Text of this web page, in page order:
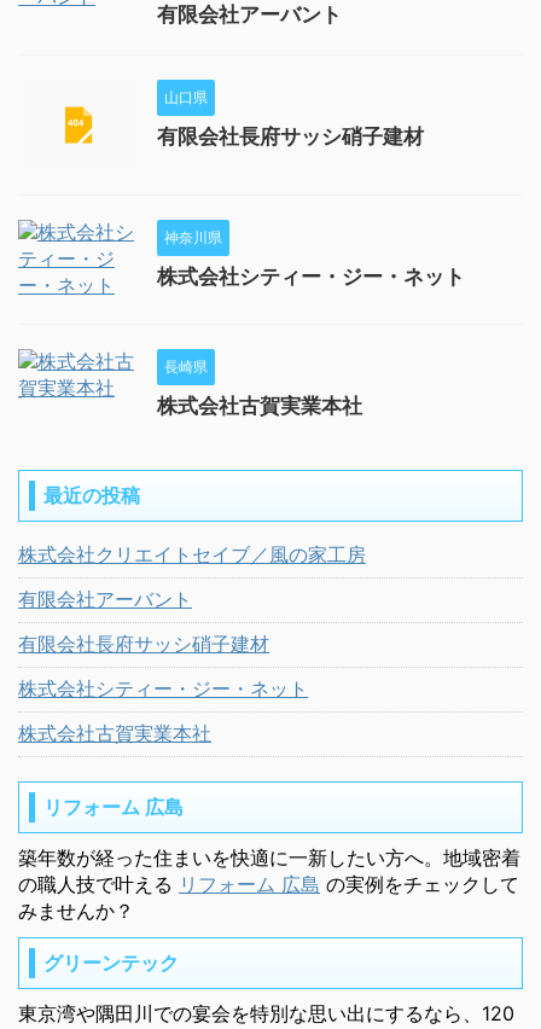
有限会社アーバント
山口県
有限会社長府サッシ硝子建材
神奈川県
株式会社シティー・ジー・ネット
長崎県
株式会社古賀実業本社
最近の投稿
株式会社クリエイトセイブ／風の家工房
有限会社アーバント
有限会社長府サッシ硝子建材
株式会社シティー・ジー・ネット
株式会社古賀実業本社
リフォーム 広島
築年数が経った住まいを快適に一新したい方へ。地域密着
の職人技で叶える リフォーム 広島 の実例をチェックして
みませんか？
グリーンテック
東京湾や隅田川での宴会を特別な思い出にするなら、120